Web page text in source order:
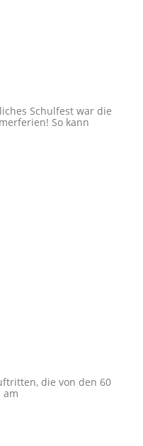
Schulfest war die
So kann
die von den 60
am